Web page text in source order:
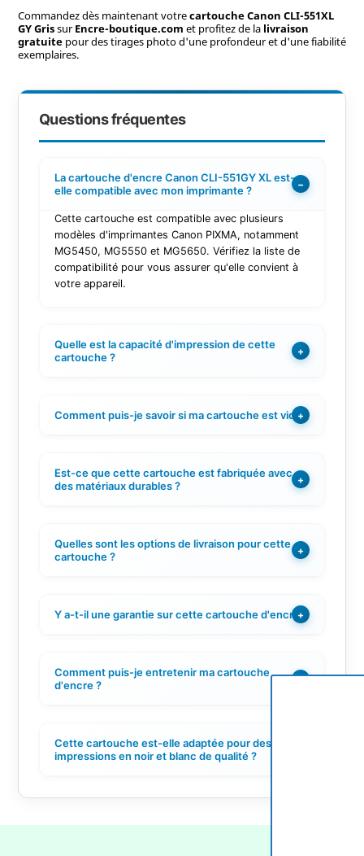
Commandez dès maintenant votrecartouche Canon CLI-551XL
GY GrissurEncre-boutique.com et profitez de la livraison
gratuitepour des tirages photo d'une profondeur et d'une fiabilité
exemplaires.
Questions fréquentes
La cartouche d'encre Canon CLI-551GY XL est-
elle compatible avec mon imprimante ?
−
Cette cartouche est compatible avec plusieurs
modèles d'imprimantes Canon PIXMA, notamment
MG5450, MG5550 et MG5650. Vérifiez la liste de
compatibilité pour vous assurer qu'elle convient à
votre appareil.
Quelle est la capacité d'impression de cette
cartouche ?
+
Comment puis-je savoir si ma cartouche est vide ?
+
Est-ce que cette cartouche est fabriquée avec
des matériaux durables ?
+
Quelles sont les options de livraison pour cette
cartouche ?
+
Y a-t-il une garantie sur cette cartouche d'encre ?
+
Comment puis-je entretenir ma cartouche
d'encre ?
+
Cette cartouche est-elle adaptée pour des
impressions en noir et blanc de qualité ?